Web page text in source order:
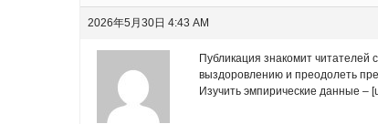
2026年5月30日 4:43 AM
Публикация знакомит
выздоровлению и преодолеть
Изучить эмпирические данные –